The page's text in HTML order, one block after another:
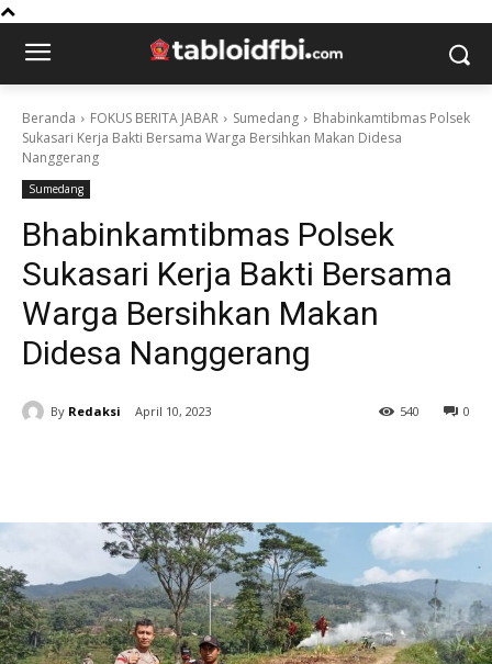
Beranda FOKUS BERITA JABAR Sumedang
Bhabinkamtibmas Polsek
Sukasari Kerja Bakti Bersama Warga Bersihkan Makan Didesa
Nanggerang
Sumedang
Bhabinkamtibmas Polsek
Sukasari Kerja Bakti Bersama
Warga Bersihkan Makan
Didesa Nanggerang
By Redaksi April 10, 2023 0
540